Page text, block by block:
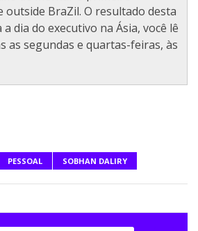
outside BraZil. O resultado desta
dia do executivo na Ásia, você lê
as segundas e quartas-feiras, às
PESSOAL SOBHAN DALIRY